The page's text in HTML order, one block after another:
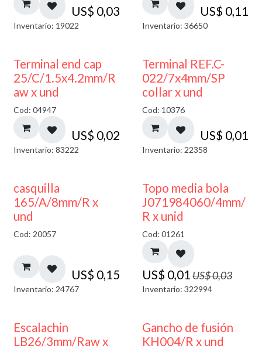
US$ 0,03
Inventario: 19022
US$ 0,11
Inventario: 36650
Terminal end cap
25/C/1.5x4.2mm/R
aw x und
Cod: 04947
US$ 0,02
Inventario: 83222
Terminal REF.C-
022/7x4mm/SP
collar x und
Cod: 10376
US$ 0,01
Inventario: 22358
casquilla
165/A/8mm/R x
und
Cod: 20057
US$ 0,15
Inventario: 24767
50% DESCUENTO
Topo media bola
J071984060/4mm/
R x unid
Cod: 01261
US$ 0,01 US$0,03
Inventario: 322994
Escalachin
LB26/3mm/Raw x
Gancho de fusión
KH004/R x und